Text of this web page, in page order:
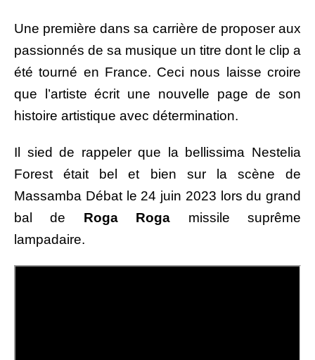
Une première dans sa carrière de proposer aux
passionnés de sa musique un titre dont le clip a
été tourné en France. Ceci nous laisse croire
que l’artiste écrit une nouvelle page de son
histoire artistique avec détermination.
Il sied de rappeler que la bellissima Nestelia
Forest était bel et bien sur la scène de
Massamba Débat le 24 juin 2023 lors du grand
bal de Roga Roga missile suprême
lampadaire.